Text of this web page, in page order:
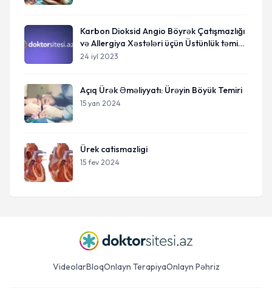
Karbon Dioksid Angio Böyrək Çatışmazlığı
və Allergiya Xəstələri üçün Üstünlük təmin
edir
24 iyl 2023
Açıq Ürək Əməliyyatı: Ürəyin Böyük Temiri
15 yan 2024
Ürek catismazligi
15 fev 2024
VideolarBloqOnlayn TerapiyaOnlayn Pəhriz